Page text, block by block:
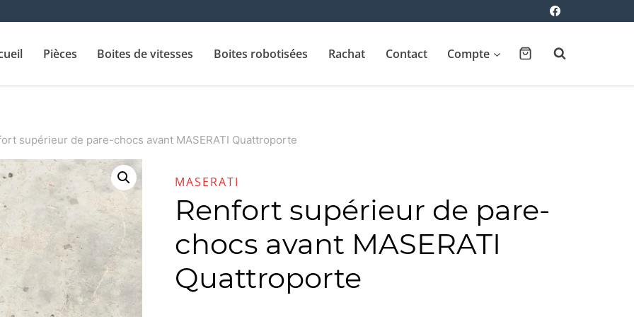
Pièces Boites de vitesses Boites robotisées Rachat Contact Compte
supérieur de pare-chocs avant MASERATI Quattroporte
MASERATI
Renfort supérieur de pare-
chocs avant MASERATI
Quattroporte